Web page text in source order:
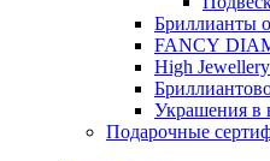
Бриллианты
FANCY
High Jewellery
Украшения в
Подарочные